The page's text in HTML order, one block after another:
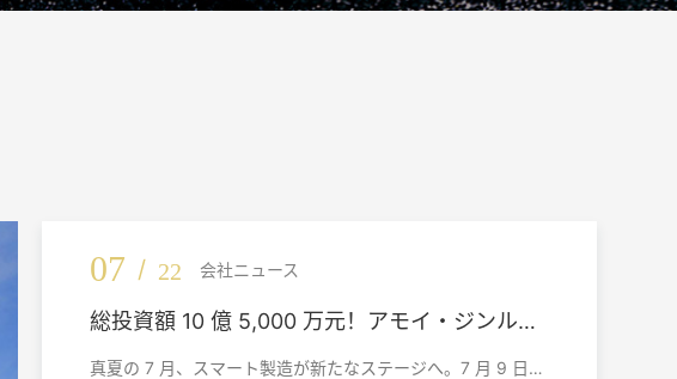
07 / 22 会社ニュース
総投資額 10 億 5,000 万元！アモイ・ジンルー
真夏の 7 月、スマート製造が新たなステージへ。7 月 9 日、